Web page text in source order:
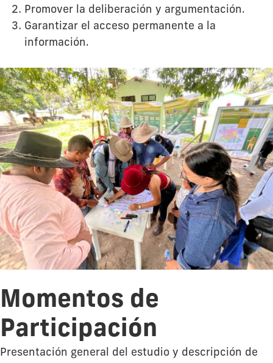
Promover la deliberación y argumentación.
Garantizar el acceso permanente a la
información.
Momentos de
Participación
Presentación general del estudio y descripción de